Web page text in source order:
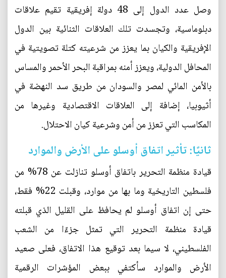
وصل عدد الدول إلى 48 دولة إفريقية تقيم علاقات
دبلوماسية، وتجسدت تلك العلاقات الثنائية بين الدول
الإفريقية والكيان بما يعزز من شرعيته كتلة تصويتية في
المحافل الدولية، ويعزز أمنه بمراقبة البحر الأحمر والمساس
بالأمن المائي لمصر والسودان من طريق سد النهضة في
أثيوبيا، إضافة إلى العلاقات الاقتصادية وغيرها من
المكاسب التي تعزز من أمن وشرعية كيان الاحتلال.
ثانيًا: تأثير اتفاق أوسلو على الأرض والموارد
قيادة منظمة التحرير باتفاق أوسلو تنازلت عن 78% من
فلسطين التاريخية وما بها من موارد، وقبلت 22% فقط،
حتى إن اتفاق أوسلو لم يحافظ على القليل الذي قبلته
قيادة منظمة التحرير التي تمثل جزءًا من الشعب
الفلسطيني، لا سيما بعد توقيع هذا الاتفاق، فعلى صعيد
الأرض والموارد سأكتفي ببعض المؤشرات الرقمية